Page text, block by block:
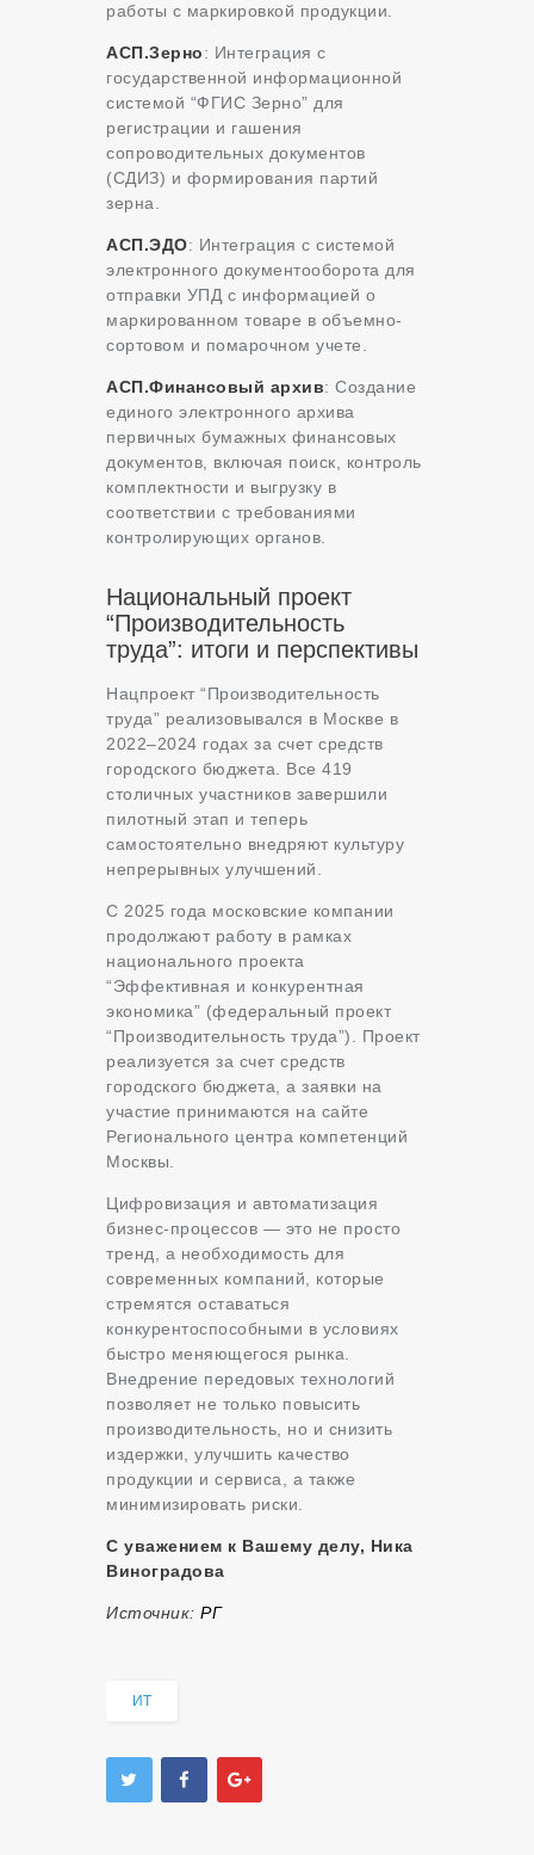
работы с маркировкой продукции.
АСП.Зерно: Интеграция с
государственной информационной
системой “ФГИС Зерно” для
регистрации и гашения
сопроводительных документов
(СДИЗ) и формирования партий
зерна.
АСП.ЭДО: Интеграция с системой
электронного документооборота для
отправки УПД с информацией о
маркированном товаре в объемно-
сортовом и помарочном учете.
АСП.Финансовый архив: Создание
единого электронного архива
первичных бумажных финансовых
документов, включая поиск, контроль
комплектности и выгрузку в
соответствии с требованиями
контролирующих органов.
Национальный проект
“Производительность
труда”: итоги и перспективы
Нацпроект “Производительность
труда” реализовывался в Москве в
2022–2024 годах за счет средств
городского бюджета. Все 419
столичных участников завершили
пилотный этап и теперь
самостоятельно внедряют культуру
непрерывных улучшений.
С 2025 года московские компании
продолжают работу в рамках
национального проекта
“Эффективная и конкурентная
экономика” (федеральный проект
“Производительность труда”). Проект
реализуется за счет средств
городского бюджета, а заявки на
участие принимаются на сайте
Регионального центра компетенций
Москвы.
Цифровизация и автоматизация
бизнес-процессов — это не просто
тренд, а необходимость для
современных компаний, которые
стремятся оставаться
конкурентоспособными в условиях
быстро меняющегося рынка.
Внедрение передовых технологий
позволяет не только повысить
производительность, но и снизить
издержки, улучшить качество
продукции и сервиса, а также
минимизировать риски.
С уважением к Вашему делу, Ника
Виноградова
Источник: РГ
ИТ